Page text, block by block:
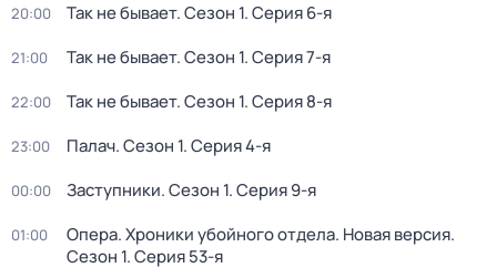
20:00 Так не бывает. Сезон 1. Серия 6-я
21:00 Так не бывает. Сезон 1. Серия 7-я
22:00 Так не бывает. Сезон 1. Серия 8-я
23:00 Палач. Сезон 1. Серия 4-я
00:00 Заступники. Сезон 1. Серия 9-я
01:00 Опера. Хроники убойного отдела. Новая версия.
Сезон 1. Серия 53-я